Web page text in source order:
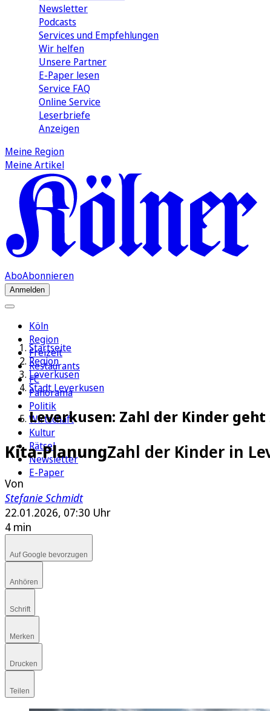
Newsletter
Podcasts
Services und Empfehlungen
Wir helfen
Unsere Partner
E-Paper lesen
Service FAQ
Online Service
Leserbriefe
Anzeigen
Meine Region
Meine Artikel
AboAbonnieren
Anmelden
Köln
Region
Freizeit
Restaurants
FC
Panorama
Politik
Wirtschaft
Kultur
Rätsel
Newsletter
E-Paper
Startseite
Region
Leverkusen
Stadt Leverkusen
Leverkusen: Zahl der Kinder
Kita-PlanungZahl der Kinder in
Von
Stefanie Schmidt
22.01.2026, 07:30 Uhr
4 min
Auf Google bevorzugen
Anhören
Schrift
Merken
Drucken
Teilen